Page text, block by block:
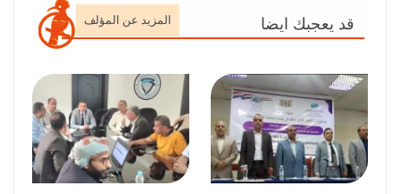
قد يعجبك ايضا المزيد عن المؤلف